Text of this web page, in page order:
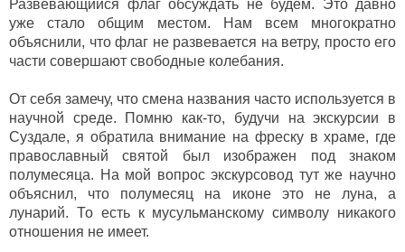
Развевающийся флаг обсуждать не будем. Это давно
уже стало общим местом. Нам всем многократно
объяснили, что флаг не развевается на ветру, просто его
части совершают свободные колебания.
От себя замечу, что смена названия часто используется в
научной среде. Помню как-то, будучи на экскурсии в
Суздале, я обратила внимание на фреску в храме, где
православный святой был изображен под знаком
полумесяца. На мой вопрос экскурсовод тут же научно
объяснил, что полумесяц на иконе это не луна, а
лунарий. То есть к мусульманскому символу никакого
отношения не имеет.